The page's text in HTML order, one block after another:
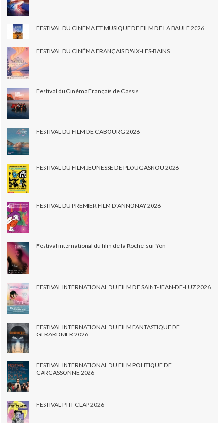
FESTIVAL DU CINEMA ET MUSIQUE DE FILM DE LA BAULE 2026
FESTIVAL DU CINÉMA FRANÇAIS D'AIX-LES-BAINS
Festival du Cinéma Français de Cassis
FESTIVAL DU FILM DE CABOURG 2026
FESTIVAL DU FILM JEUNESSE DE PLOUGASNOU 2026
FESTIVAL DU PREMIER FILM D'ANNONAY 2026
Festival international du film de la Roche-sur-Yon
FESTIVAL INTERNATIONAL DU FILM DE SAINT-JEAN-DE-LUZ 2026
FESTIVAL INTERNATIONAL DU FILM FANTASTIQUE DE
GERARDMER 2026
FESTIVAL INTERNATIONAL DU FILM POLITIQUE DE
CARCASSONNE 2026
FESTIVAL PTIT CLAP 2026